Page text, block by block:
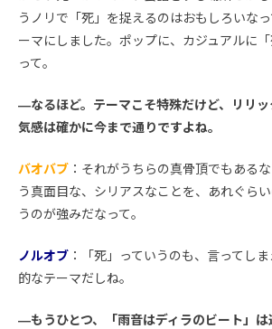
うノリで「死」を捉えるのはおもしろいな
ーマにしました。ポップに、カジュアルに
って。
―なるほど。テーマこそ特殊だけど、リリ
気感は確かに今まで通りですよね。
バオバブ ：それがうちらの真骨頂でもある
う真面目な、シリアスなことを、あれぐら
うのが強みだなって。
ノルオブ ：「死」っていうのも、言ってし
的なテーマだしね。
―もうひとつ、「雨音はディラのビート」は